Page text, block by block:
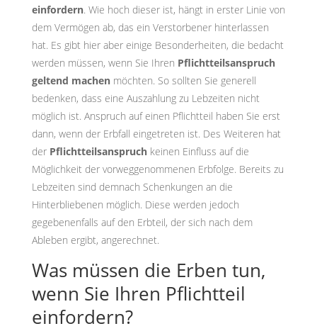
einfordern. Wie hoch dieser ist, hängt in erster Linie von
dem Vermögen ab, das ein Verstorbener hinterlassen
hat. Es gibt hier aber einige Besonderheiten, die bedacht
werden müssen, wenn Sie Ihren Pflichtteilsanspruch
geltend machenmöchten. So sollten Sie generell
bedenken, dass eine Auszahlung zu Lebzeiten nicht
möglich ist. Anspruch auf einen Pflichtteil haben Sie erst
dann, wenn der Erbfall eingetreten ist. Des Weiteren hat
der Pflichtteilsanspruchkeinen Einfluss auf die
Möglichkeit der vorweggenommenen Erbfolge. Bereits zu
Lebzeiten sind demnach Schenkungen an die
Hinterbliebenen möglich. Diese werden jedoch
gegebenenfalls auf den Erbteil, der sich nach dem
Ableben ergibt, angerechnet.
Was müssen die Erben tun,
wenn Sie Ihren Pflichtteil
einfordern?